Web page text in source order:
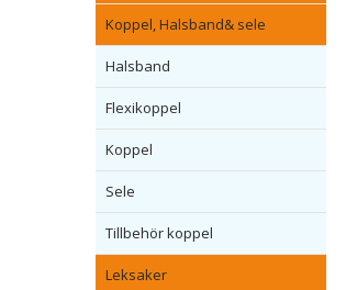
Koppel, Halsband& sele
Halsband
Flexikoppel
Koppel
Sele
Tillbehör koppel
Leksaker